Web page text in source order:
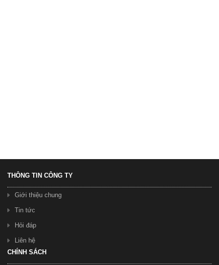
Xe Đạp Galaxy C100 ( Khung nhôm ) 24 tốc độ
4.100.000 ₫
THÔNG TIN CÔNG TY
Giới thiệu chung
Tin tức
Hỏi đáp
Liên hệ
CHÍNH SÁCH